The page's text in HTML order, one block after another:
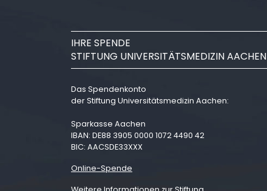
IHRE SPENDE
STIFTUNG UNIVERSITÄTSMEDIZIN AACHEN
Das Spendenkonto
der Stiftung Universitätsmedizin Aachen:
Sparkasse Aachen
IBAN: DE88 3905 0000 1072 4490 42
BIC: AACSDE33XXX
Online-Spende